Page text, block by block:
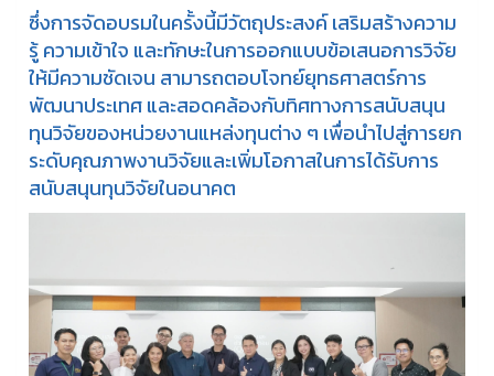
ซึ่งการจัดอบรมในครั้งนี้มีวัตถุประสงค์ เสริมสร้างความ
รู้ ความเข้าใจ และทักษะในการออกแบบข้อเสนอการวิจัย
ให้มีความชัดเจน สามารถตอบโจทย์ยุทธศาสตร์การ
พัฒนาประเทศ และสอดคล้องกับทิศทางการสนับสนุน
ทุนวิจัยของหน่วยงานแหล่งทุนต่าง ๆ เพื่อนำไปสู่การยก
ระดับคุณภาพงานวิจัยและเพิ่มโอกาสในการได้รับการ
สนับสนุนทุนวิจัยในอนาคต